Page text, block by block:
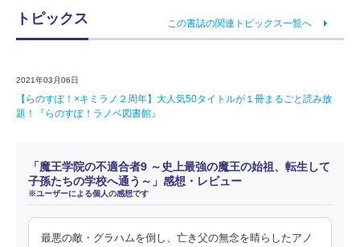
トピックス この書誌の関連トピックス一覧へ
2021年03月06日
【らのすぽ！×キミラノ２周年】大人気50タイトルが１冊まるごと読み放
題！『らのすぽ！ラノベ図書館』
「魔王学院の不適合者9 ～史上最強の魔王の始祖、転生して
子孫たちの学校へ通う～」感想・レビュー
※ユーザーによる個人の感想です
最悪の敵・グラハムを倒し、亡き父の無念を晴らしたアノ